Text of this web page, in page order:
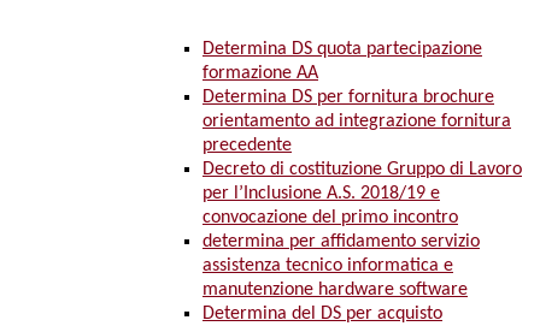
Determina DS quota partecipazione
formazione AA
Determina DS per fornitura brochure
orientamento ad integrazione fornitura
precedente
Decreto di costituzione Gruppo di Lavoro
per l’Inclusione A.S. 2018/19 e
convocazione del primo incontro
determina per affidamento servizio
assistenza tecnico informatica e
manutenzione hardware software
Determina del DS per acquisto